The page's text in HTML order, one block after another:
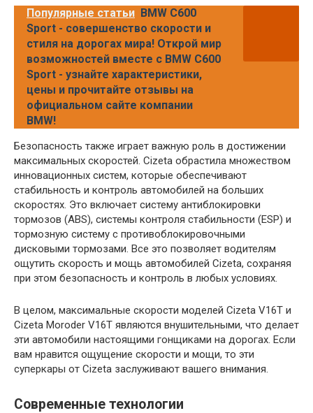
Популярные статьи BMW C600
Sport - совершенство скорости и
стиля на дорогах мира! Открой мир
возможностей вместе с BMW C600
Sport - узнайте характеристики,
цены и прочитайте отзывы на
официальном сайте компании
BMW!
Безопасность также играет важную роль в достижении
максимальных скоростей. Cizeta обрастила множеством
инновационных систем, которые обеспечивают
стабильность и контроль автомобилей на больших
скоростях. Это включает систему антиблокировки
тормозов (ABS), системы контроля стабильности (ESP) и
тормозную систему с противоблокировочными
дисковыми тормозами. Все это позволяет водителям
ощутить скорость и мощь автомобилей Cizeta, сохраняя
при этом безопасность и контроль в любых условиях.
В целом, максимальные скорости моделей Cizeta V16T и
Cizeta Moroder V16T являются внушительными, что делает
эти автомобили настоящими гонщиками на дорогах. Если
вам нравится ощущение скорости и мощи, то эти
суперкары от Cizeta заслуживают вашего внимания.
Современные технологии